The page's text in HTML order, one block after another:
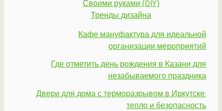
Своими руками (DIY)
Тренды дизайна
Кафе мануфактура для идеальной
организации мероприятий
Где отметить день рождения в Казани для
незабываемого праздника
Двери для дома с терморазрывом в Иркутске:
тепло и безопасность